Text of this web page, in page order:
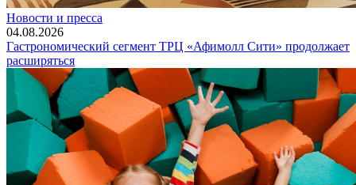
Новости и пресса
04.08.2026
Гастрономический сегмент ТРЦ «Афимолл Сити» продолжает
расширяться